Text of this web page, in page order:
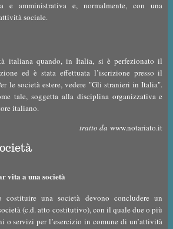
e amministrativa e, normalmente, con una
sociale.
italiana quando, in Italia, si è perfezionato il
ed è stata effettuata l’iscrizione presso il
le società estere, vedere "Gli stranieri in Italia".
tale, soggetta alla disciplina organizzativa e
italiano.
tratto dawww.notariato.it
vita a una società
una società devono concludere un
(c.d. atto costitutivo), con il quale due o più
o servizi per l’esercizio in comune di un’attività